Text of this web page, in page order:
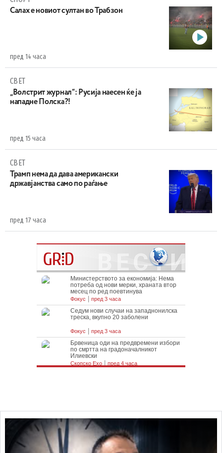
Салах е новиот султан во Трабзон
пред 14 часа
СВЕТ
„Волстрит журнал“: Русија наесен ќе ја
нападне Полска?!
пред 15 часа
СВЕТ
Трамп нема да дава американски
државјанства само по раѓање
пред 17 часа